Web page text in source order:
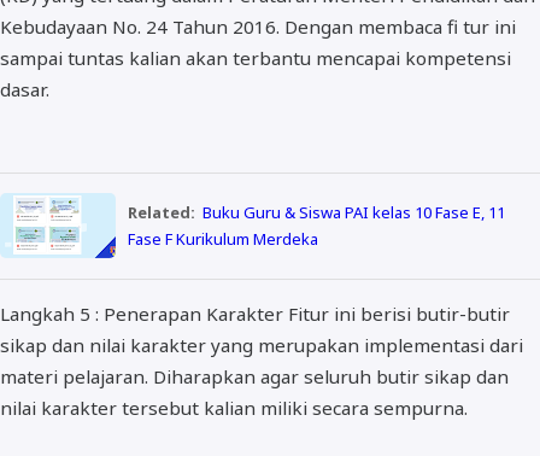
Kebudayaan No. 24 Tahun 2016. Dengan membaca fi tur ini
sampai tuntas kalian akan terbantu mencapai kompetensi
dasar.
Related: Buku Guru & Siswa PAI kelas 10 Fase E, 11
Fase F Kurikulum Merdeka
Langkah 5 : Penerapan Karakter Fitur ini berisi butir-butir
sikap dan nilai karakter yang merupakan implementasi dari
materi pelajaran. Diharapkan agar seluruh butir sikap dan
nilai karakter tersebut kalian miliki secara sempurna.